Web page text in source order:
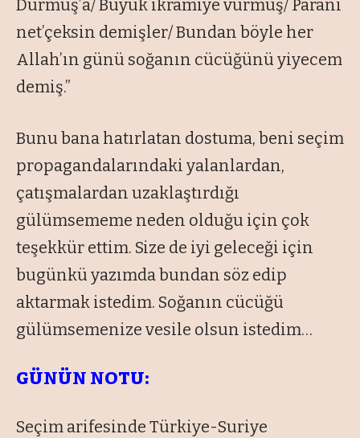
Durmuş’a/ Büyük ikramiye vurmuş/ Paranı
net’çeksin demişler/ Bundan böyle her
Allah’ın günü soğanın cücüğünü yiyecem
demiş.”
Bunu bana hatırlatan dostuma, beni seçim
propagandalarındaki yalanlardan,
çatışmalardan uzaklaştırdığı
gülümsememe neden olduğu için çok
teşekkür ettim. Size de iyi geleceği için
bugünkü yazımda bundan söz edip
aktarmak istedim. Soğanın cücüğü
gülümsemenize vesile olsun istedim…
GÜNÜN NOTU:
Seçim arifesinde Türkiye-Suriye